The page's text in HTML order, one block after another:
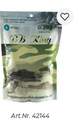
immer auf einem
niemals
Ladestrom
niemals bei
niemals ungeladen
niemals unter 3.0
wird ein LiPo-
kurzschließen -
Art.Nr. 42144